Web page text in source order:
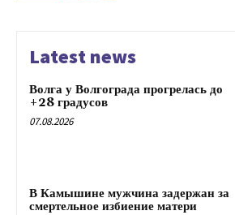
Latest news
Волга у Волгограда прогрелась до
+28 градусов
07.08.2026
В Камышине мужчина задержан за
смертельное избиение матери